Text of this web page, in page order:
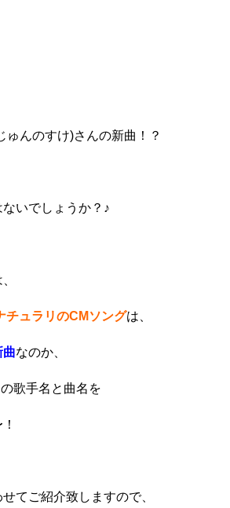
ゅんのすけ)さんの新曲！？
いでしょうか？♪
チュラリのCMソングは、
曲なのか、
歌手名と曲名を
てご紹介致しますので、